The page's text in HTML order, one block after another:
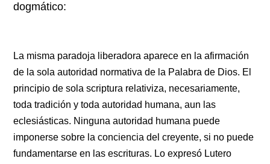
dogmático:
La misma paradoja liberadora aparece en la afirmación
de la sola autoridad normativa de la Palabra de Dios. El
principio de sola scriptura relativiza, necesariamente,
toda tradición y toda autoridad humana, aun las
eclesiásticas. Ninguna autoridad humana puede
imponerse sobre la conciencia del creyente, si no puede
fundamentarse en las escrituras. Lo expresó Lutero